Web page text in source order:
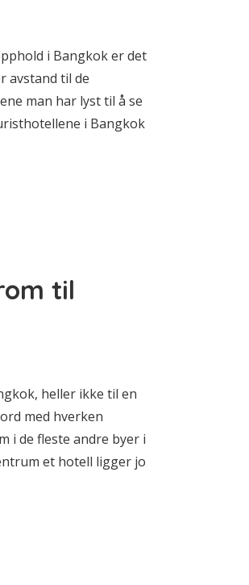
i Bangkok er det
avstand til de
man har lyst til å se
i Bangkok
til
heller ikke til en
med hverken
i de fleste andre byer i
et hotell ligger jo